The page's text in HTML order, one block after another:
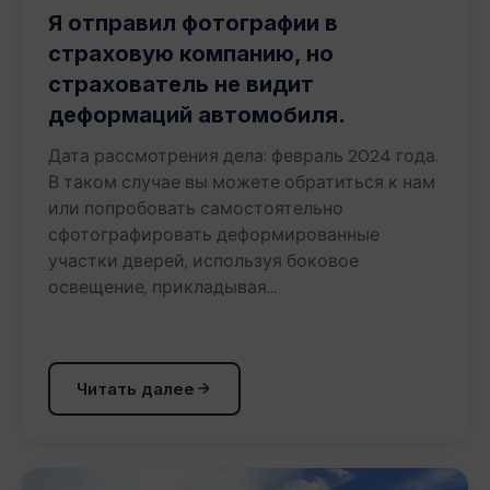
Я отправил фотографии в
страховую компанию, но
страхователь не видит
деформаций автомобиля.
Дата рассмотрения дела: февраль 2024 года.
В таком случае вы можете обратиться к нам
или попробовать самостоятельно
сфотографировать деформированные
участки дверей, используя боковое
освещение, прикладывая…
Читать далее